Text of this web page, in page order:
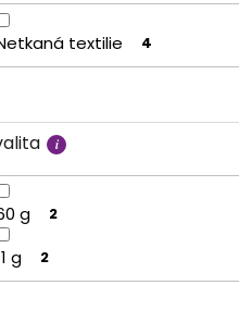
textilie 4
g 2
g 2